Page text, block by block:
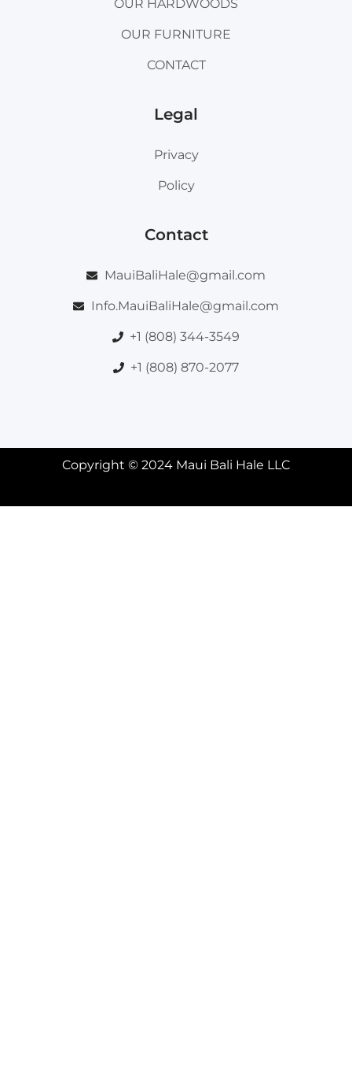
OUR HARDWOODS
OUR FURNITURE
CONTACT
Legal
Privacy
Policy
Contact
MauiBaliHale@gmail.com
Info.MauiBaliHale@gmail.com
+1 (808) 344-3549
+1 (808) 870-2077
Copyright © 2024 Maui Bali Hale LLC